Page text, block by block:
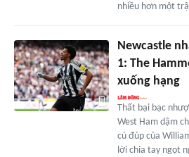
nhiều hơn một
Newcastle
1: The
xuống hạng
Thất bại bạc
West Ham dậm
cú đúp của
lời chia tay ngọt